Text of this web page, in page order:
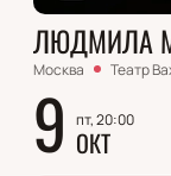
ЛЮДМИЛА
Москва Театр
9 пт, 20:00
ОКТ